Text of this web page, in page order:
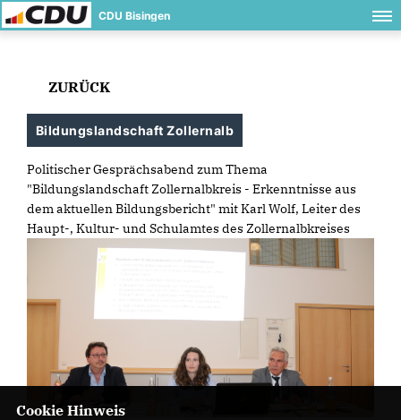
CDU Bisingen
ZURÜCK
Bildungslandschaft Zollernalb
Politischer Gesprächsabend zum Thema
"Bildungslandschaft Zollernalbkreis - Erkenntnisse aus
dem aktuellen Bildungsbericht" mit Karl Wolf, Leiter des
Haupt-, Kultur- und Schulamtes des Zollernalbkreises
Cookie Hinweis